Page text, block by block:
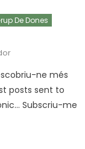
De Dones
ne més
posts sent to
Subscriu-me